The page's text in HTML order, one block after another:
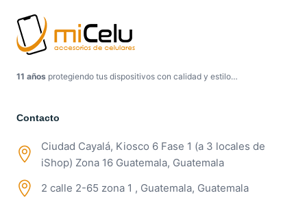
11 años protegiendo tus dispositivos con calidad y estilo…
Contacto
Ciudad Cayalá, Kiosco 6 Fase 1 (a 3 locales de
iShop) Zona 16 Guatemala, Guatemala
2 calle 2-65 zona 1 , Guatemala, Guatemala